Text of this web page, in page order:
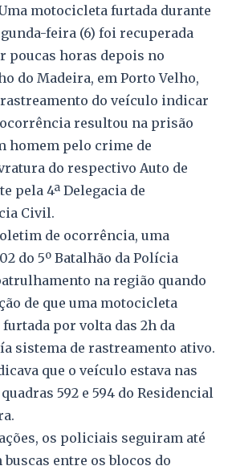
motocicleta furtada durante
feira (6) foi recuperada
poucas horas depois no
do Madeira, em Porto Velho,
do veículo indicar
resultou na prisão
homem pelo crime de
do respectivo Auto de
pela 4ª Delegacia de
Civil.
de ocorrência, uma
do 5º Batalhão da Polícia
na região quando
de que uma motocicleta
furtada por volta das 2h da
sistema de rastreamento ativo.
que o veículo estava nas
592 e 594 do Residencial
os policiais seguiram até
entre os blocos do